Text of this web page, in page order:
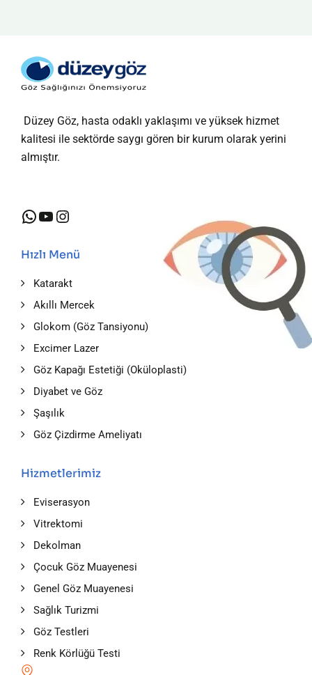
Düzey Göz, hasta odaklı yaklaşımı ve yüksek hizmet
kalitesi ile sektörde saygı gören bir kurum olarak yerini
almıştır.
WhatsApp
YouTube
Hızlı Menü
Katarakt
Akıllı Mercek
Glokom (Göz Tansiyonu)
Excimer Lazer
Göz Kapağı Estetiği (Oküloplasti)
Diyabet ve Göz
Şaşılık
Göz Çizdirme Ameliyatı
Hizmetlerimiz
Eviserasyon
Vitrektomi
Dekolman
Çocuk Göz Muayenesi
Genel Göz Muayenesi
Sağlık Turizmi
Göz Testleri
Renk Körlüğü Testi